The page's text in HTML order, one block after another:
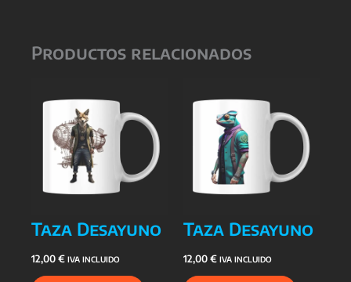
Productos relacionados
Taza Desayuno
12,00€ IVA INCLUIDO
Taza Desayuno
12,00€ IVA INCLUIDO